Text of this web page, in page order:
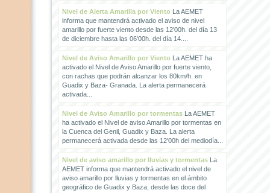
Nivel de Alerta Amarilla por VientoLa AEMET
informa que mantendrá activado el aviso de nivel
amarillo por fuerte viento desde las 12'00h. del día 13
de diciembre hasta las 06'00h. del día 14....
Nivel de Aviso Amarillo por VientoLa AEMET ha
activado el Nivel de Aviso Amarillo por fuerte viento,
con rachas que podrán alcanzar los 80km/h. en
Guadix y Baza- Granada. La alerta permanecerá
activada...
Nivel de Aviso Amarillo por tormentasLa AEMET
ha activado el Nivel de aviso Amarillo por tormentas en
la Cuenca del Genil, Guadix y Baza. La alerta
permanecerá activada desde las 12'00h del mediodía...
Nivel de aviso amarillo por lluvias y tormentasLa
AEMET informa que mantendrá activado el nivel de
aviso amarillo por lluvias y tormentas en el ámbito
geográfico de Guadix y Baza, desde las doce del